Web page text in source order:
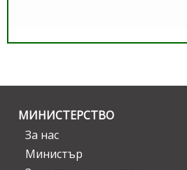
МИНИСТЕРСТВО
За нас
Министър